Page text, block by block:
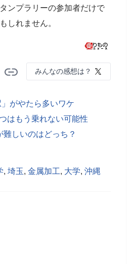
ンプラリーの参加者だけで
しれません。
みんなの感想は？
がやたら多いワケ
はもう乗れない可能性
しいのはどっち？
, 埼玉, 金属加工, 大学, 沖縄